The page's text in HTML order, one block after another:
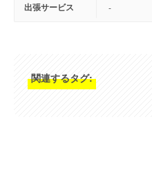
出張サービス -
関連するタグ: